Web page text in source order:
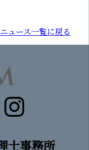
ニュース一覧に戻る
士事務所